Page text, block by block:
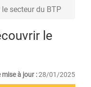
secteur du BTP
le
mise à jour :28/01/2025